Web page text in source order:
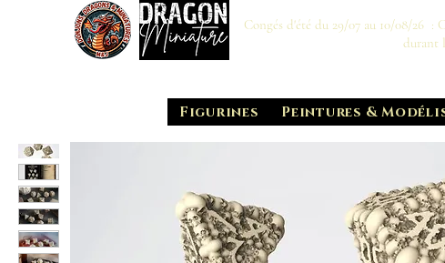
Congés d'été du 29/07 au 10/08/26 :
durant
Figurines Peintures &